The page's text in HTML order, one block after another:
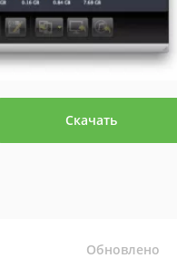
Скачать
Обновлено